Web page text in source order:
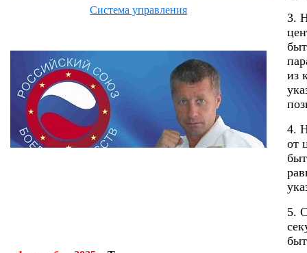
Система управления
3.
из
4.
от
5.